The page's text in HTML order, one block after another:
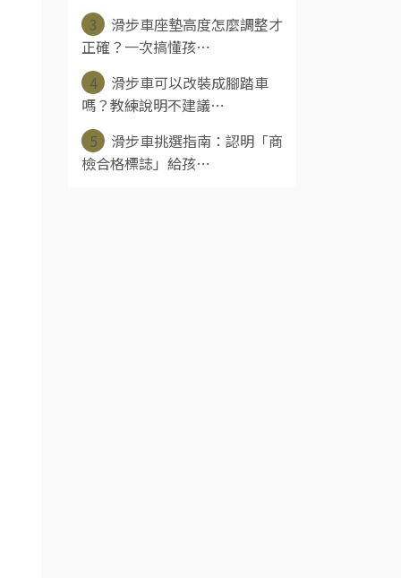
3
滑步車座墊高度怎麼調整才
正確？一次搞懂孩⋯
4
滑步車可以改裝成腳踏車
嗎？教練說明不建議⋯
5
滑步車挑選指南：認明「商
檢合格標誌」給孩⋯